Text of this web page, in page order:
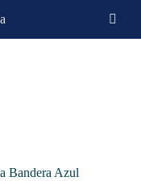
Bandera Azul